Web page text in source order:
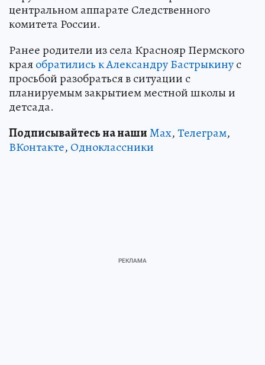
центральном аппарате Следственного
комитета России.
Ранее родители из села Краснояр Пермского
краяобратились к Александру Бастрыкинус
просьбой разобраться в ситуации с
планируемым закрытием местной школы и
детсада.
Подписывайтесь на нашиMax,Телеграм,
ВКонтакте, Одноклассники